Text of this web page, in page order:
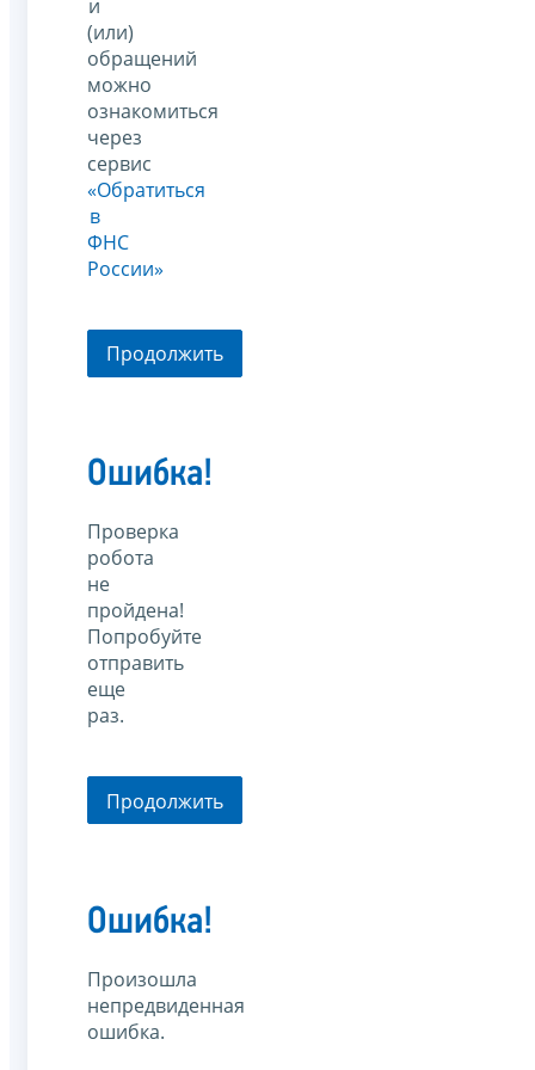
и
(или)
обращений
можно
ознакомиться
через
сервис
«Обратиться
в
ФНС
России»
Продолжить
Ошибка!
Проверка
робота
не
пройдена!
Попробуйте
отправить
еще
раз.
Продолжить
Ошибка!
Произошла
непредвиденная
ошибка.